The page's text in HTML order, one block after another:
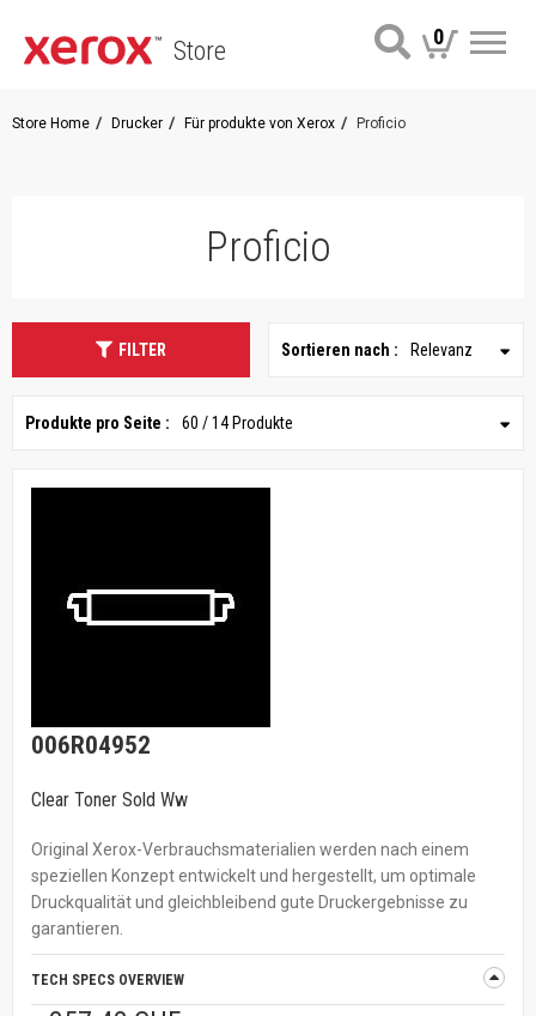
Store 0
Store Home Drucker Für produkte von Xerox Proficio
Proficio
FILTER Sortieren nach : Relevanz
Produkte pro Seite : 60 / 14 Produkte
006R04952
Clear Toner Sold Ww
Original Xerox-Verbrauchsmaterialien werden nach einem
speziellen Konzept entwickelt und hergestellt, um optimale
Druckqualität und gleichbleibend gute Druckergebnisse zu
garantieren.
TECH SPECS OVERVIEW